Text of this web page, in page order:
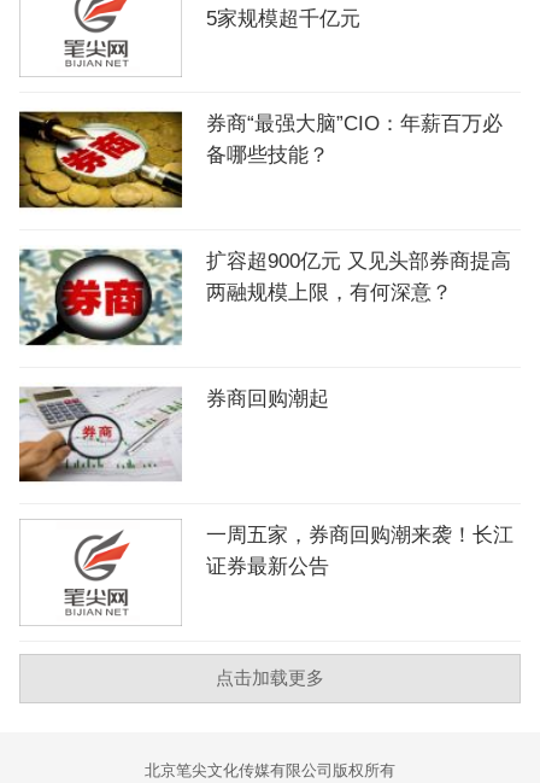
5家规模超千亿元
券商“最强大脑”CIO：年薪百万必
备哪些技能？
扩容超900亿元 又见头部券商提高
两融规模上限，有何深意？
券商回购潮起
一周五家，券商回购潮来袭！长江
证券最新公告
点击加载更多
北京笔尖文化传媒有限公司版权所有